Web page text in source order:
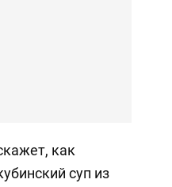
как
суп из